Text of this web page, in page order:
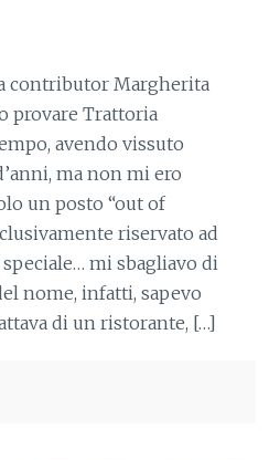
contributor Margherita
provare Trattoria
avendo vissuto
ma non mi ero
un posto “out of
riservato ad
speciale… mi sbagliavo di
nome, infatti, sapevo
di un ristorante, […]